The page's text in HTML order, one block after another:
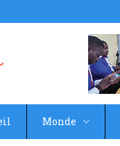
Monde